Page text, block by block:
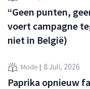
“Geen punten,
voert campagne
niet in België)
Mode 8 Juli, 2026
Paprika opnieuw